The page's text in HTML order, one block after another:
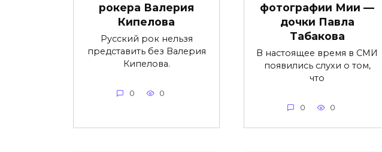
рокера Валерия
Кипелова
Русский рок нельзя
представить без Валерия
Кипелова.
0 0
фотографии Мии —
дочки Павла
Табакова
В настоящее время в СМИ
появились слухи о том,
что
0 0